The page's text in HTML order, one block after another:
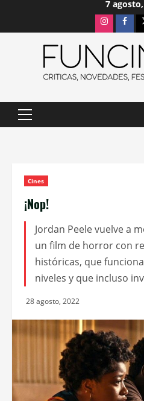
7
Instagram
Menú
Cines
¡Nop!
Jordan Peele vuelve a
un film de horror con
históricas, que
niveles y que incluso
28 agosto, 2022